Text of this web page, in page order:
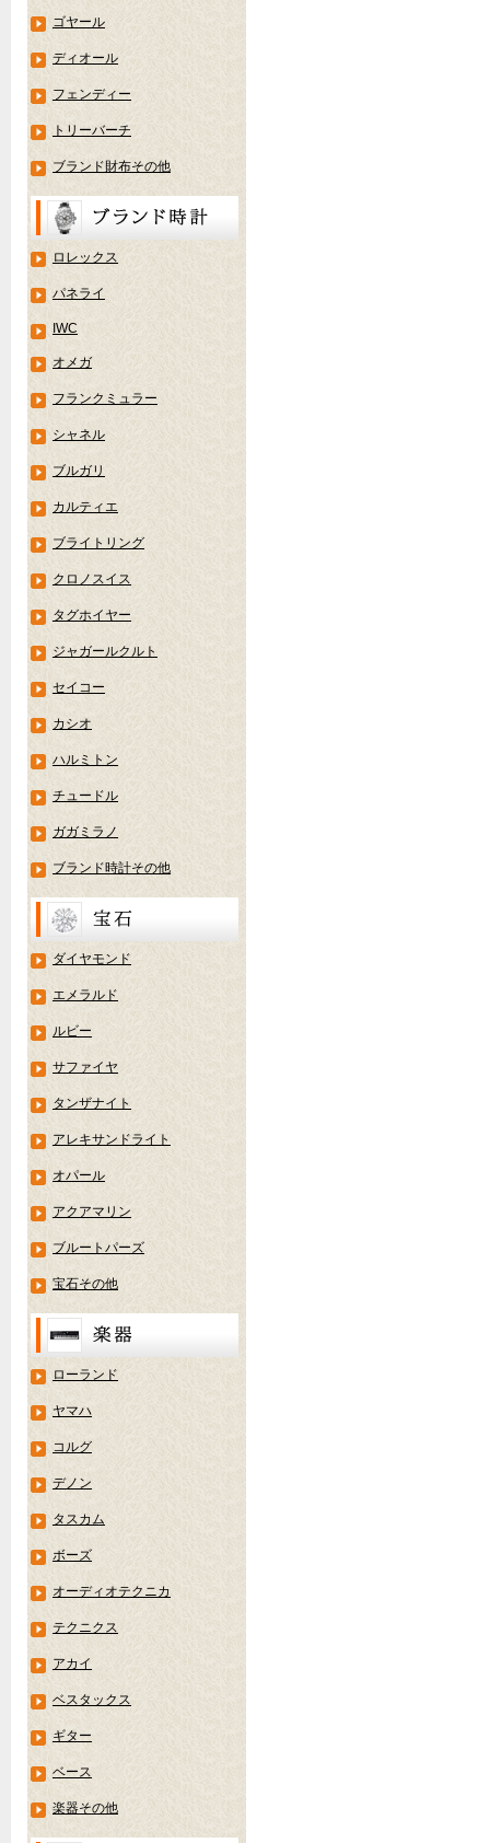
ゴヤール
ディオール
フェンディー
トリーバーチ
ブランド財布その他
ロレックス
パネライ
IWC
オメガ
フランクミュラー
シャネル
ブルガリ
カルティエ
ブライトリング
クロノスイス
タグホイヤー
ジャガールクルト
セイコー
カシオ
ハルミトン
チュードル
ガガミラノ
ブランド時計その他
ダイヤモンド
エメラルド
ルビー
サファイヤ
タンザナイト
アレキサンドライト
オパール
アクアマリン
ブルートパーズ
宝石その他
ローランド
ヤマハ
コルグ
デノン
タスカム
ボーズ
オーディオテクニカ
テクニクス
アカイ
ベスタックス
ギター
ベース
楽器その他